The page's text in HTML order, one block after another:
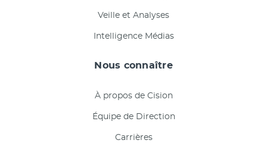
Veille et Analyses
Intelligence Médias
Nous connaître
À propos de Cision
Équipe de Direction
Carrières